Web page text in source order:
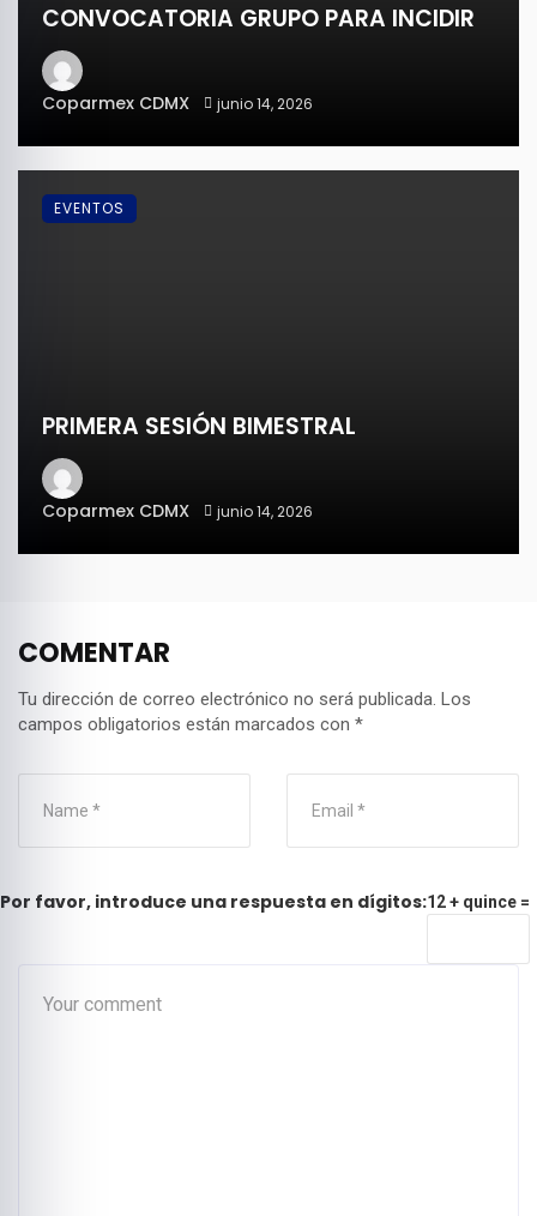
CONVOCATORIA GRUPO PARA INCIDIR
Coparmex CDMX junio 14, 2026
PRIMERA SESIÓN BIMESTRAL
Coparmex CDMX junio 14, 2026
EVENTOS
COMENTAR
Tu dirección de correo electrónico no será publicada. Los
campos obligatorios están marcados con *
Por favor, introduce una respuesta en dígitos:12 + quince =